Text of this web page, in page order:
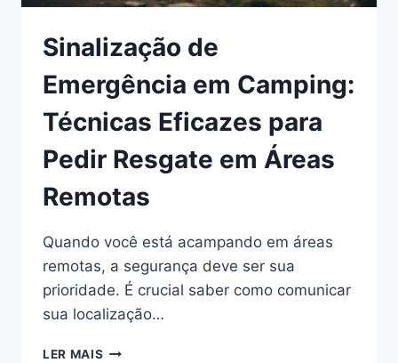
Sinalização de
Emergência em Camping:
Técnicas Eficazes para
Pedir Resgate em Áreas
Remotas
Quando você está acampando em áreas
remotas, a segurança deve ser sua
prioridade. É crucial saber como comunicar
sua localização…
LER MAIS SINALIZAÇÃO